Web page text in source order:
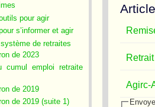
pour agir
s’informer et agir
de retraites
de 2023
cumul emploi retraite
de 2019
de 2019 (suite 1)
Agirc-